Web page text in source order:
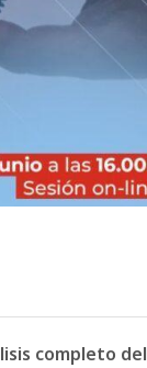
completo del